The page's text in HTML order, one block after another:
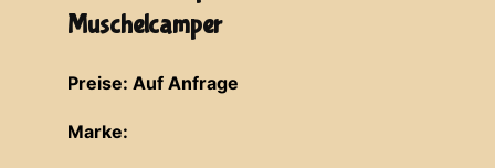
Muschelcamper
Preise: Auf Anfrage
Marke: